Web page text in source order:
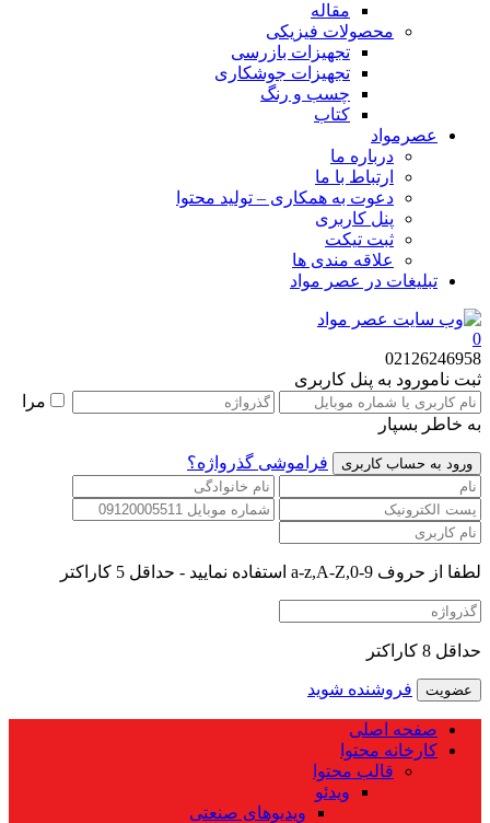
مقاله
محصولات فیزیکی
تجهیزات بازرسی
تجهیزات جوشکاری
چسب و رنگ
کتاب
عصرمواد
درباره ما
ارتباط با ما
دعوت به همکاری – تولید محتوا
پنل کاربری
ثبت تیکت
علاقه مندی ها
تبلیغات در عصر مواد
0
02126246958
ثبت نامورود به پنل کاربری
مرا
به خاطر بسپار
فراموشی گذرواژه؟
لطفا از حروف a-z,A-Z,0-9 استفاده نمایید - حداقل 5 کاراکتر
حداقل 8 کاراکتر
فروشنده شوید
صفحه اصلی
کارخانه محتوا
قالب محتوا
ویدئو
ویدیوهای صنعتی